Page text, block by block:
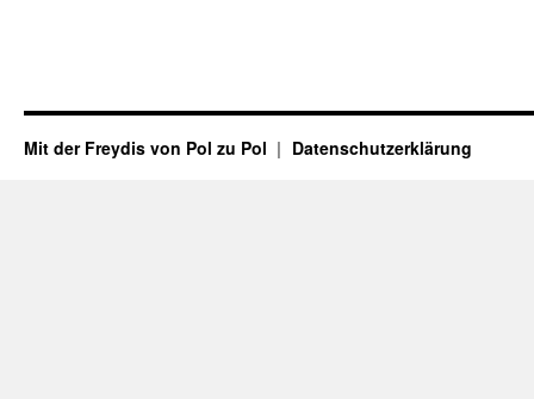
Mit der Freydis von Pol zu Pol Datenschutzerklärung